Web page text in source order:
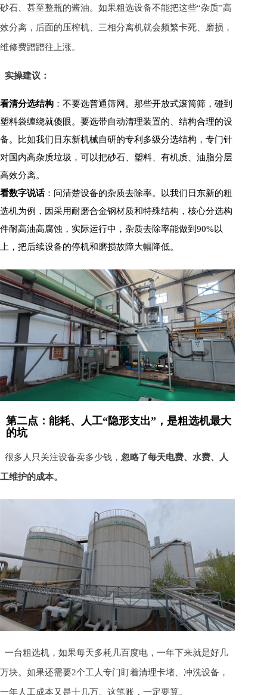
砂石、甚至整瓶的酱油。如果粗选设备不能把这些“杂质”高
效分离，后面的压榨机、三相分离机就会频繁卡死、磨损，
维修费蹭蹭往上涨。
实操建议：
看清分选结构 ：不要选普通筛网。那些开放式滚筒筛，碰到
塑料袋缠绕就傻眼。要选带自动清理装置的、结构合理的设
备。比如我们日东新机械自研的专利多级分选结构，专门针
对国内高杂质垃圾，可以把砂石、塑料、有机质、油脂分层
高效分离。
看数字说话：问清楚设备的杂质去除率。以我们日东新的粗
选机为例，因采用耐磨合金钢材质和特殊结构，核心分选构
件耐高油高腐蚀，实际运行中，杂质去除率能做到90%以
上，把后续设备的停机和磨损故障大幅降低。
第二点：能耗、人工“隐形支出”，是粗选机最大
的坑
很多人只关注设备卖多少钱， 忽略了每天电费、水费、人
工维护的成本。
一台粗选机，如果每天多耗几百度电，一年下来就是好几
万块。如果还需要2个工人专门盯着清理卡堵、冲洗设备，
一年人工成本又是十几万。这笔账，一定要算。